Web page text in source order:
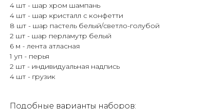
4 шт - шар хром шампань
4 шт - шар кристалл с конфетти
8 шт - шар пастель белый/светло-голубой
2 шт - шар перламутр белый
6 м - лента атласная
1 уп - перья
2 шт - индивидуальная надпись
4 шт - грузик
Подобные варианты наборов: